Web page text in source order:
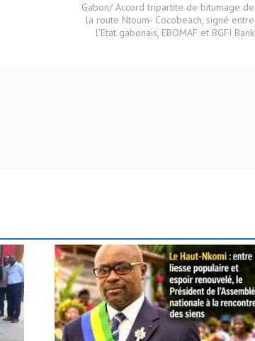
Gabon/ Accord tripartite de bitumage de
la route Ntoum- Cocobeach, signé entre
l'Etat gabonais, EBOMAF et BGFI Bank